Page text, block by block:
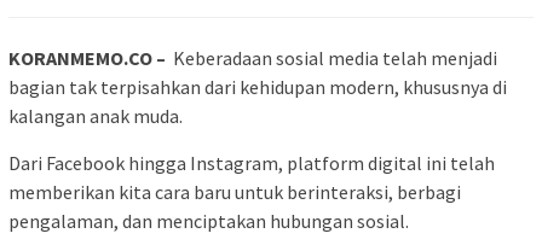
KORANMEMO.CO – Keberadaan sosial media telah menjadi
bagian tak terpisahkan dari kehidupan modern, khususnya di
kalangan anak muda.
Dari Facebook hingga Instagram, platform digital ini telah
memberikan kita cara baru untuk berinteraksi, berbagi
pengalaman, dan menciptakan hubungan sosial.